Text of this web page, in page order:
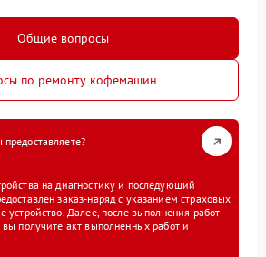
Общие вопросы
по ремонту кофемашин
на диагностику и последующий
заказ-наряд с указанием страховых
устройство. Далее, после выполнения работ
получите акт выполненных работ и